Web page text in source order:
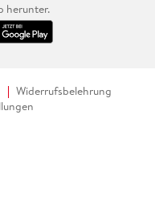
herunter.
Widerrufsbelehrung